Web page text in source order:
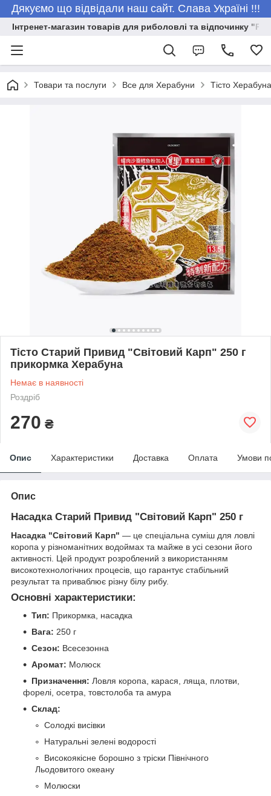
Дякуємо що відвідали наш сайт. Слава Україні !!!
Інтренет-магазин товарів для риболовлі та відпочинку
Товари та послуги Все для Херабуни Тісто Херабуна
Тісто Старий Привид "Світовий Карп" 250 г
прикормка Херабуна
Немає в наявності
Роздріб
270 ₴
Опис Характеристики Доставка Оплата Умови
Опис
Насадка Старий Привид "Світовий Карп" 250 г
Насадка "Світовий Карп" — це спеціальна суміш для ловлі
коропа у різноманітних водоймах та майже в усі сезони його
активності. Цей продукт розроблений з використанням
високотехнологічних процесів, що гарантує стабільний
результат та приваблює різну білу рибу.
Основні характеристики:
Тип: Прикормка, насадка
Вага: 250 г
Сезон: Всесезонна
Аромат: Молюск
Призначення: Ловля коропа, карася, ляща, плотви,
форелі, осетра, товстолоба та амура
Склад:
Солодкі висівки
Натуральні зелені водорості
Високоякісне борошно з тріски Північного
Льодовитого океану
Молюски